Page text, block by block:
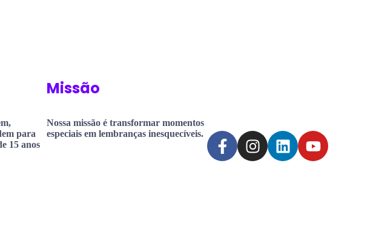
para
15 anos
Missão
Nossa missão é transformar momentos
especiais em lembranças inesquecíveis.